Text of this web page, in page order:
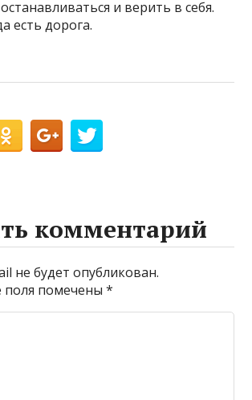
и верить в себя.
есть дорога.
комментарий
не будет опубликован.
поля помечены*